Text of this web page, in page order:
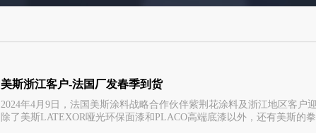
美斯浙江客户-法国厂发春季到货
2024年4月9日，法国美斯涂料战略合作伙伴紫荆花涂料及浙江地区客户
除了美斯LATEXOR哑光环保面漆和PLACO高端底漆以外，还有美斯的